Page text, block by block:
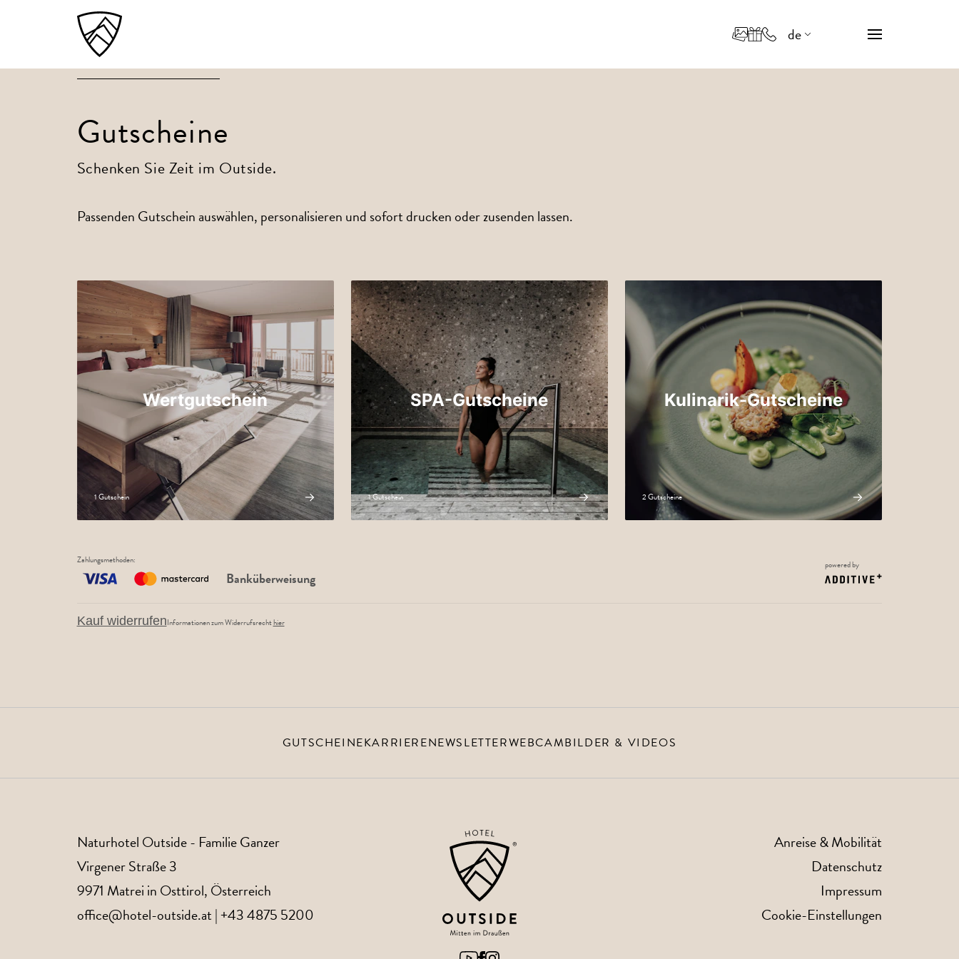
de
Gutscheine
Schenken Sie Zeit im Outside.
Passenden Gutschein auswählen, personalisieren und sofort drucken oder zusenden lassen.
Wertgutschein
1 Gutschein
SPA-Gutscheine
1 Gutschein
Kulinarik-Gutscheine
2 Gutscheine
Zahlungsmethoden:
Banküberweisung
powered by
Kauf widerrufenInformationen zum Widerrufsrechthier
GUTSCHEINEKARRIERENEWSLETTERWEBCAMBILDER & VIDEOS
Naturhotel Outside- Familie Ganzer
Virgener Straße 3
9971 Matrei in Osttirol, Österreich
office@hotel-outside.at|+43 4875 5200
Anreise & Mobilität
Datenschutz
Impressum
Cookie-Einstellungen